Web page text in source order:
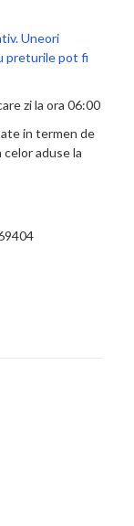
Uneori
preturile pot fi
zi la ora 06:00
in termen de
aduse la